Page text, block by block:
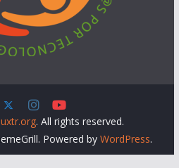
uxtr.org. All rights reserved.
Powered by WordPress.